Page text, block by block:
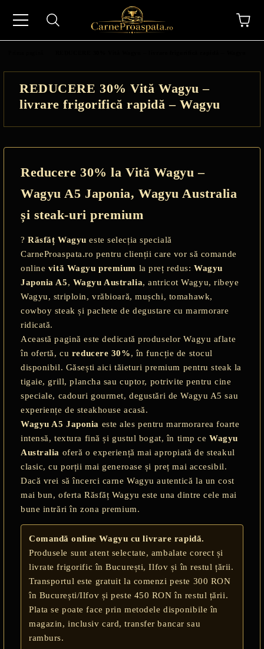
30%
REDUCERE 30% Vită Wagyu –
livrare frigorifică rapidă – Wagyu
Reducere 30% la Vită Wagyu –
Wagyu A5 Japonia, Wagyu Australia
și steak-uri premium
?Răsfăț Wagyu este selecția specială
CarneProaspata.ro pentru clienții care vor să comande
online vită Wagyu premium la preț redus: Wagyu
Japonia A5, Wagyu Australia, antricot Wagyu, ribeye
Wagyu, striploin, vrăbioară, mușchi, tomahawk,
cowboy steak și pachete de degustare cu marmorare
ridicată.
Această pagină este dedicată produselor Wagyu aflate
în ofertă, cu reducere 30%, în funcție de stocul
disponibil. Găsești aici tăieturi premium pentru steak la
tigaie, grill, plancha sau cuptor, potrivite pentru cine
speciale, cadouri gourmet, degustări de Wagyu A5 sau
experiențe de steakhouse acasă.
Wagyu A5 Japonia este ales pentru marmorarea foarte
intensă, textura fină și gustul bogat, în timp ce Wagyu
Australia oferă o experiență mai apropiată de steakul
clasic, cu porții mai generoase și preț mai accesibil.
Dacă vrei să încerci carne Wagyu autentică la un cost
mai bun, oferta Răsfăț Wagyu este una dintre cele mai
bune intrări în zona premium.
Comandă online Wagyu cu livrare rapidă.
Produsele sunt atent selectate, ambalate corect și
livrate frigorific în București, Ilfov și în restul țării.
Transportul este gratuit la comenzi peste 300 RON
în București/Ilfov și peste 450 RON în restul țării.
Plata se poate face prin metodele disponibile în
magazin, inclusiv card, transfer bancar sau
ramburs.